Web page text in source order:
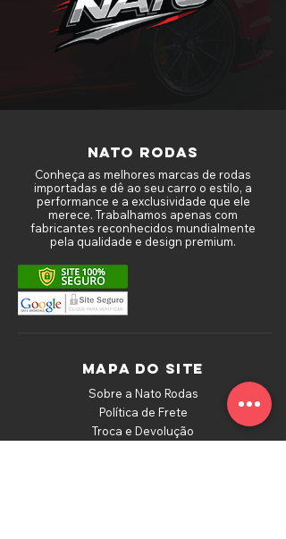
NATO RODAS
Conheça as melhores marcas de rodas
importadas e dê ao seu carro o estilo, a
performance e a exclusividade que ele
merece. Trabalhamos apenas com
fabricantes reconhecidos mundialmente
pela qualidade e design premium.
MAPA DO SITE
Sobre a Nato Rodas
Política de Frete
Troca e Devolução